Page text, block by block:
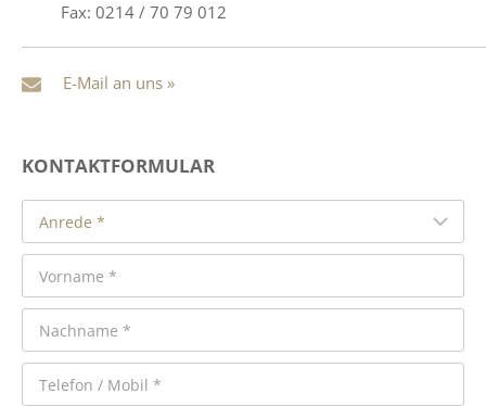
Fax: 0214 / 70 79 012
E-Mail an uns »
KONTAKTFORMULAR